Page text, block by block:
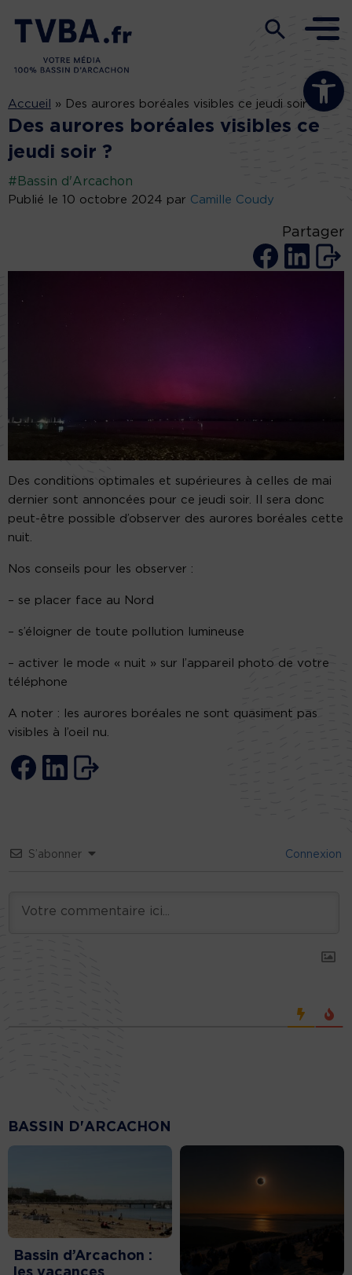
Ouvrir la
Accueil » Des aurores boréales visibles ce jeudi soir ?
Des aurores boréales visibles ce
jeudi soir ?
#Bassin d'Arcachon
Publié le 10 octobre 2024 par Camille Coudy
Partager
Des conditions optimales et supérieures à celles de mai
dernier sont annoncées pour ce jeudi soir. Il sera donc
peut-être possible d’observer des aurores boréales cette
nuit.
Nos conseils pour les observer :
– se placer face au Nord
– s’éloigner de toute pollution lumineuse
– activer le mode « nuit » sur l’appareil photo de votre
téléphone
A noter : les aurores boréales ne sont quasiment pas
visibles à l’oeil nu.
S’abonner Connexion
BASSIN D'ARCACHON
Bassin d’Arcachon :